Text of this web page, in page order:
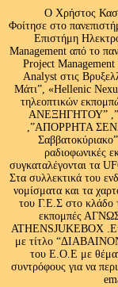
Ο Χρήστος
Φοίτησε στο
Επιστήμη
Management από το
Project Management
Analyst στις
Μάτι”, «Hellenic
τηλεοπτικών
ΑΝΕΞΗΓΗΤΟΥ”
,”ΑΠΟΡΡΗΤΑ
ραδιοφωνικές
συγκαταλέγονται τα
Στα συλλεκτικά του
νομίσματα και τα
του Γ.Ε.Σ στο κλάδο
εκπομπές
ATHENSJUKEBOX
με τίτλο
του Ε.Ο.Ε με
συντρόφους για να